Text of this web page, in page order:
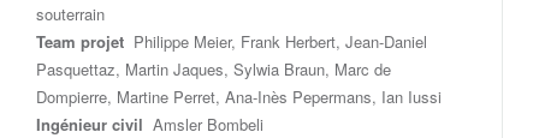
souterrain
Team projet Philippe Meier, Frank Herbert, Jean-Daniel
Pasquettaz, Martin Jaques, Sylwia Braun, Marc de
Dompierre, Martine Perret, Ana-Inès Pepermans, Ian Iussi
Ingénieur civil Amsler Bombeli